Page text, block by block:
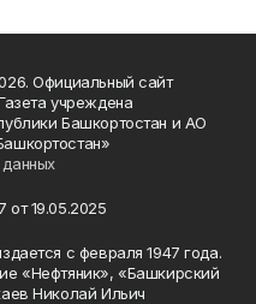
Официальный сайт
учреждена
Башкортостан и АО
19.05.2025
с февраля 1947 года.
«Нефтяник», «Башкирский
Николай Ильич